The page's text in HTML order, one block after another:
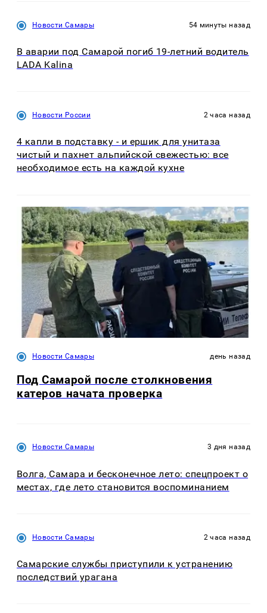
Новости Самары 54 минуты назад
В аварии под Самарой погиб 19-летний водитель
LADA Kalina
Новости России 2 часа назад
4 капли в подставку - и ершик для унитаза
чистый и пахнет альпийской свежестью: все
необходимое есть на каждой кухне
Новости Самары день назад
Под Самарой после столкновения
катеров начата проверка
Новости Самары 3 дня назад
Волга, Самара и бесконечное лето: спецпроект о
местах, где лето становится воспоминанием
Новости Самары 2 часа назад
Самарские службы приступили к устранению
последствий урагана